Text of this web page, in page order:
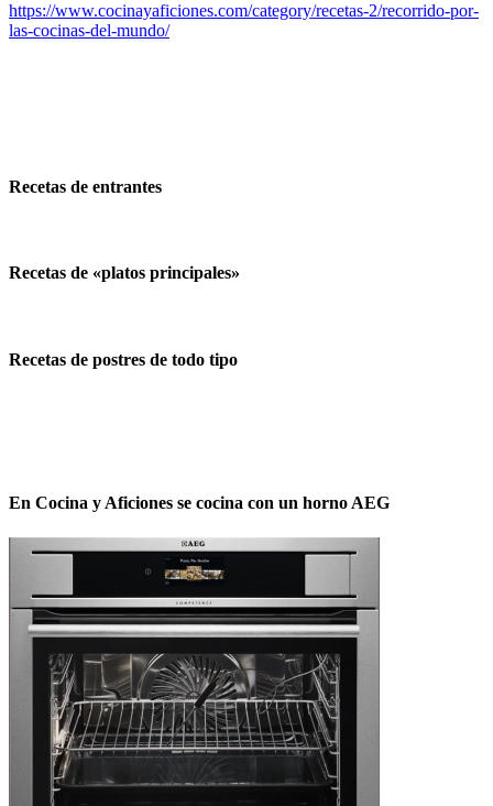
https://www.cocinayaficiones.com/category/recetas-2/recorrido-por-
las-cocinas-del-mundo/
Recetas de entrantes
Recetas de «platos principales»
Recetas de postres de todo tipo
En Cocina y Aficiones se cocina con un horno AEG